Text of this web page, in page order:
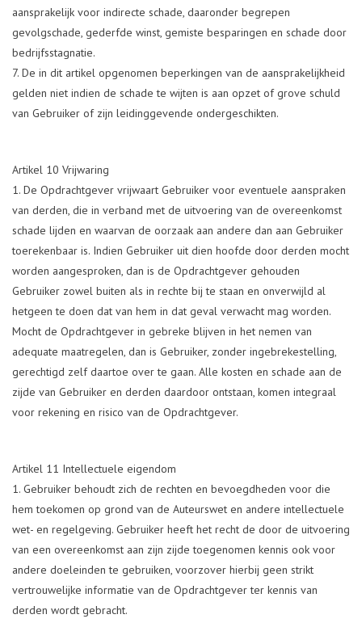
aansprakelijk voor indirecte schade, daaronder begrepen
gevolgschade, gederfde winst, gemiste besparingen en schade door
bedrijfsstagnatie.
De in dit artikel opgenomen beperkingen van de aansprakelijkheid
gelden niet indien de schade te wijten is aan opzet of grove schuld
van Gebruiker of zijn leidinggevende ondergeschikten.
Artikel 10 Vrijwaring
De Opdrachtgever vrijwaart Gebruiker voor eventuele aanspraken
van derden, die in verband met de uitvoering van de overeenkomst
schade lijden en waarvan de oorzaak aan andere dan aan Gebruiker
toerekenbaar is. Indien Gebruiker uit dien hoofde door derden mocht
worden aangesproken, dan is de Opdrachtgever gehouden
Gebruiker zowel buiten als in rechte bij te staan en onverwijld al
hetgeen te doen dat van hem in dat geval verwacht mag worden.
Mocht de Opdrachtgever in gebreke blijven in het nemen van
adequate maatregelen, dan is Gebruiker, zonder ingebrekestelling,
gerechtigd zelf daartoe over te gaan. Alle kosten en schade aan de
zijde van Gebruiker en derden daardoor ontstaan, komen integraal
voor rekening en risico van de Opdrachtgever.
Artikel 11 Intellectuele eigendom
Gebruiker behoudt zich de rechten en bevoegdheden voor die
hem toekomen op grond van de Auteurswet en andere intellectuele
wet- en regelgeving. Gebruiker heeft het recht de door de uitvoering
van een overeenkomst aan zijn zijde toegenomen kennis ook voor
andere doeleinden te gebruiken, voorzover hierbij geen strikt
vertrouwelijke informatie van de Opdrachtgever ter kennis van
derden wordt gebracht.